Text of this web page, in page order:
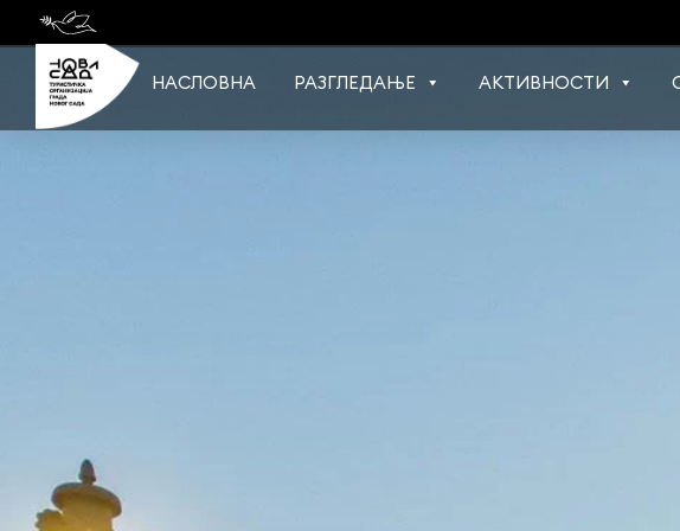
content
НАСЛОВНА РАЗГЛЕДАЊЕ АКТИВНОСТИ